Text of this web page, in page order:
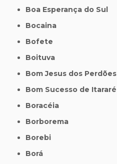
Boa Esperança do Sul
Bocaina
Bofete
Boituva
Bom Jesus dos Perdões
Bom Sucesso de Itararé
Boracéia
Borborema
Borebi
Borá